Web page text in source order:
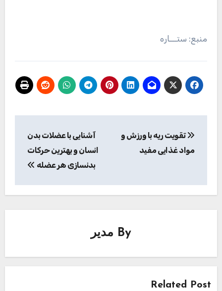
منبع: ستـــاره
نوشته
تقویت ریه با ورزش و
مواد غذایی مفید
آشنایی با عضلات بدن
انسان و بهترین حرکات
بدنسازی هر عضله
By مدیر
Related Post